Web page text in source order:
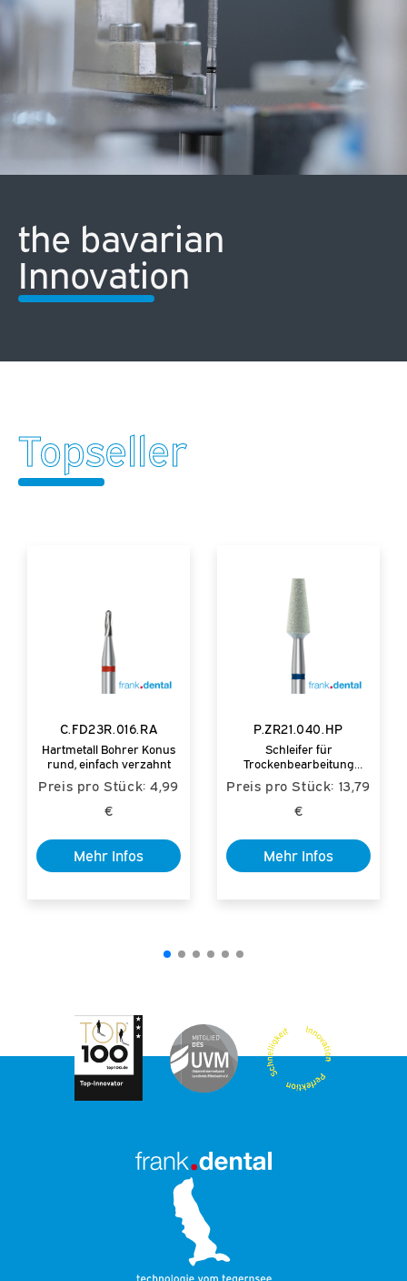
the bavarian
Innovation
Topseller
C.FD23R.016.RA
Hartmetall Bohrer Konus
rund, einfach verzahnt
Preis pro Stück: 4,99
€
Mehr Infos
P.ZR21.040.HP
Schleifer für
Trockenbearbeitung
Zirkon
Preis pro Stück: 13,79
€
Mehr Infos